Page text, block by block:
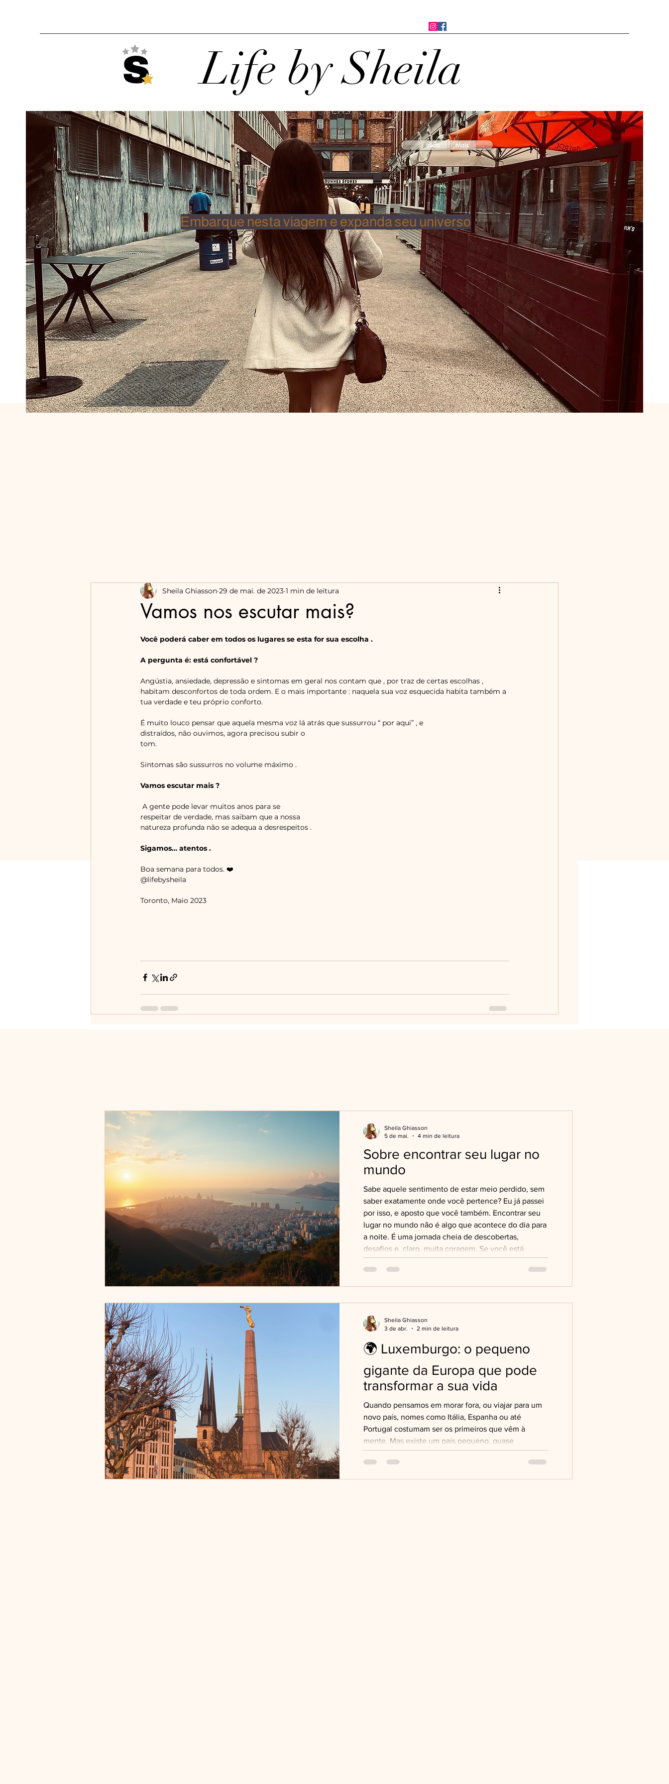
Life by Sheila
Início Mais
Embarque nesta viagem e expanda seu universo
Vamos nos escutar mais?
Sheila Ghiasson 29 de mai. de 2023 1 min de leitura
Você poderá caber em todos os lugares se esta for sua escolha .
A pergunta é: está confortável ?
Angústia, ansiedade, depressão e sintomas em geral nos contam que , por traz de certas escolhas ,
habitam desconfortos de toda ordem. E o mais importante : naquela sua voz esquecida habita também a
tua verdade e teu próprio conforto.
É muito louco pensar que aquela mesma voz lá atrás que sussurrou “ por aqui” , e
distraídos, não ouvimos, agora precisou subir o
tom.
Sintomas são sussurros no volume máximo .
Vamos escutar mais ?
respeitar de verdade, mas saibam que a nossa
natureza profunda não se adequa a desrespeitos .
Sigamos… atentos .
Boa semana para todos. ❤️
@lifebysheila
Toronto, Maio 2023
Sobre encontrar seu lugar no
mundo
Sabe aquele sentimento de estar meio perdido, sem
saber exatamente onde você pertence? Eu já passei
por isso, e aposto que você também. Encontrar seu
lugar no mundo não é algo que acontece do dia para
a noite. É uma jornada cheia de descobertas,
desafios e, claro, muita coragem. Se você está
pensando em mudar de país, buscar novas
experiências ou simplesmente quer se sentir mais
conectado consigo mesmo, este texto é para você.
Sheila Ghiasson
5 de mai.
4 min de leitura
🌍 Luxemburgo: o pequeno
gigante da Europa que pode
transformar a sua vida
Quando pensamos em morar fora, ou viajar para um
novo país, nomes como Itália, Espanha ou até
Portugal costumam ser os primeiros que vêm à
mente. Mas existe um país pequeno, quase
escondido no mapa, que surpreende em todos os
sentidos: Luxembourg. E depois de visitar esse lugar
incrível recentemente, posso dizer: ele é muito mais
Sheila Ghiasson
3 de abr.
2 min de leitura